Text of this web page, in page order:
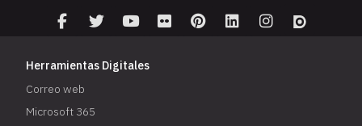
Herramientas Digitales
Correo web
Microsoft 365